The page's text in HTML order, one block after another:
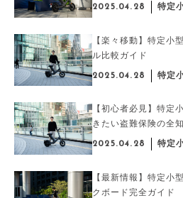
2025.04.28 特定
【楽々移動】特定小
ル比較ガイド
2025.04.28 特定
【初心者必見】特定
きたい盗難保険の全
2025.04.28 特定
【最新情報】特定小
クボード完全ガイド